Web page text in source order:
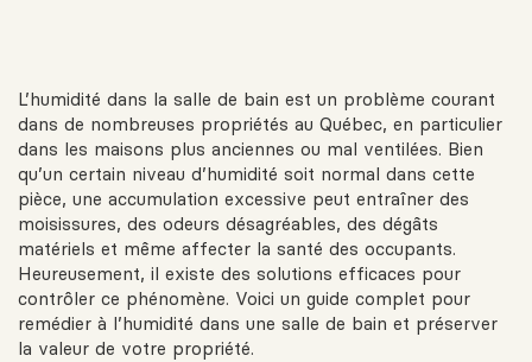
L’humidité dans la salle de bain est un problème courant
dans de nombreuses propriétés au Québec, en particulier
dans les maisons plus anciennes ou mal ventilées. Bien
qu’un certain niveau d’humidité soit normal dans cette
pièce, une accumulation excessive peut entraîner des
moisissures, des odeurs désagréables, des dégâts
matériels et même affecter la santé des occupants.
Heureusement, il existe des solutions efficaces pour
contrôler ce phénomène. Voici un guide complet pour
remédier à l’humidité dans une salle de bain et préserver
la valeur de votre propriété.